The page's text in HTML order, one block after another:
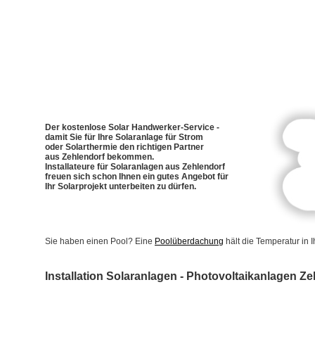
Der kostenlose Solar Handwerker-Service -
damit Sie für Ihre Solaranlage für Strom
oder Solarthermie den richtigen Partner
aus Zehlendorf bekommen.
Installateure für Solaranlagen aus Zehlendorf
freuen sich schon Ihnen ein gutes Angebot für
Ihr Solarprojekt unterbeiten zu dürfen.
Sie haben einen Pool? Eine Poolüberdachung hält die Temperatur in
Installation Solaranlagen - Photovoltaikanlagen